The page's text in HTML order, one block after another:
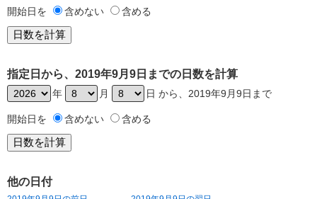
開始日を 含めない 含める
指定日から、2019年9月9日までの日数を計算
年 月 日 から、2019年9月9日まで
開始日を 含めない 含める
他の日付